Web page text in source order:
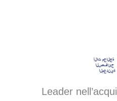
Leader